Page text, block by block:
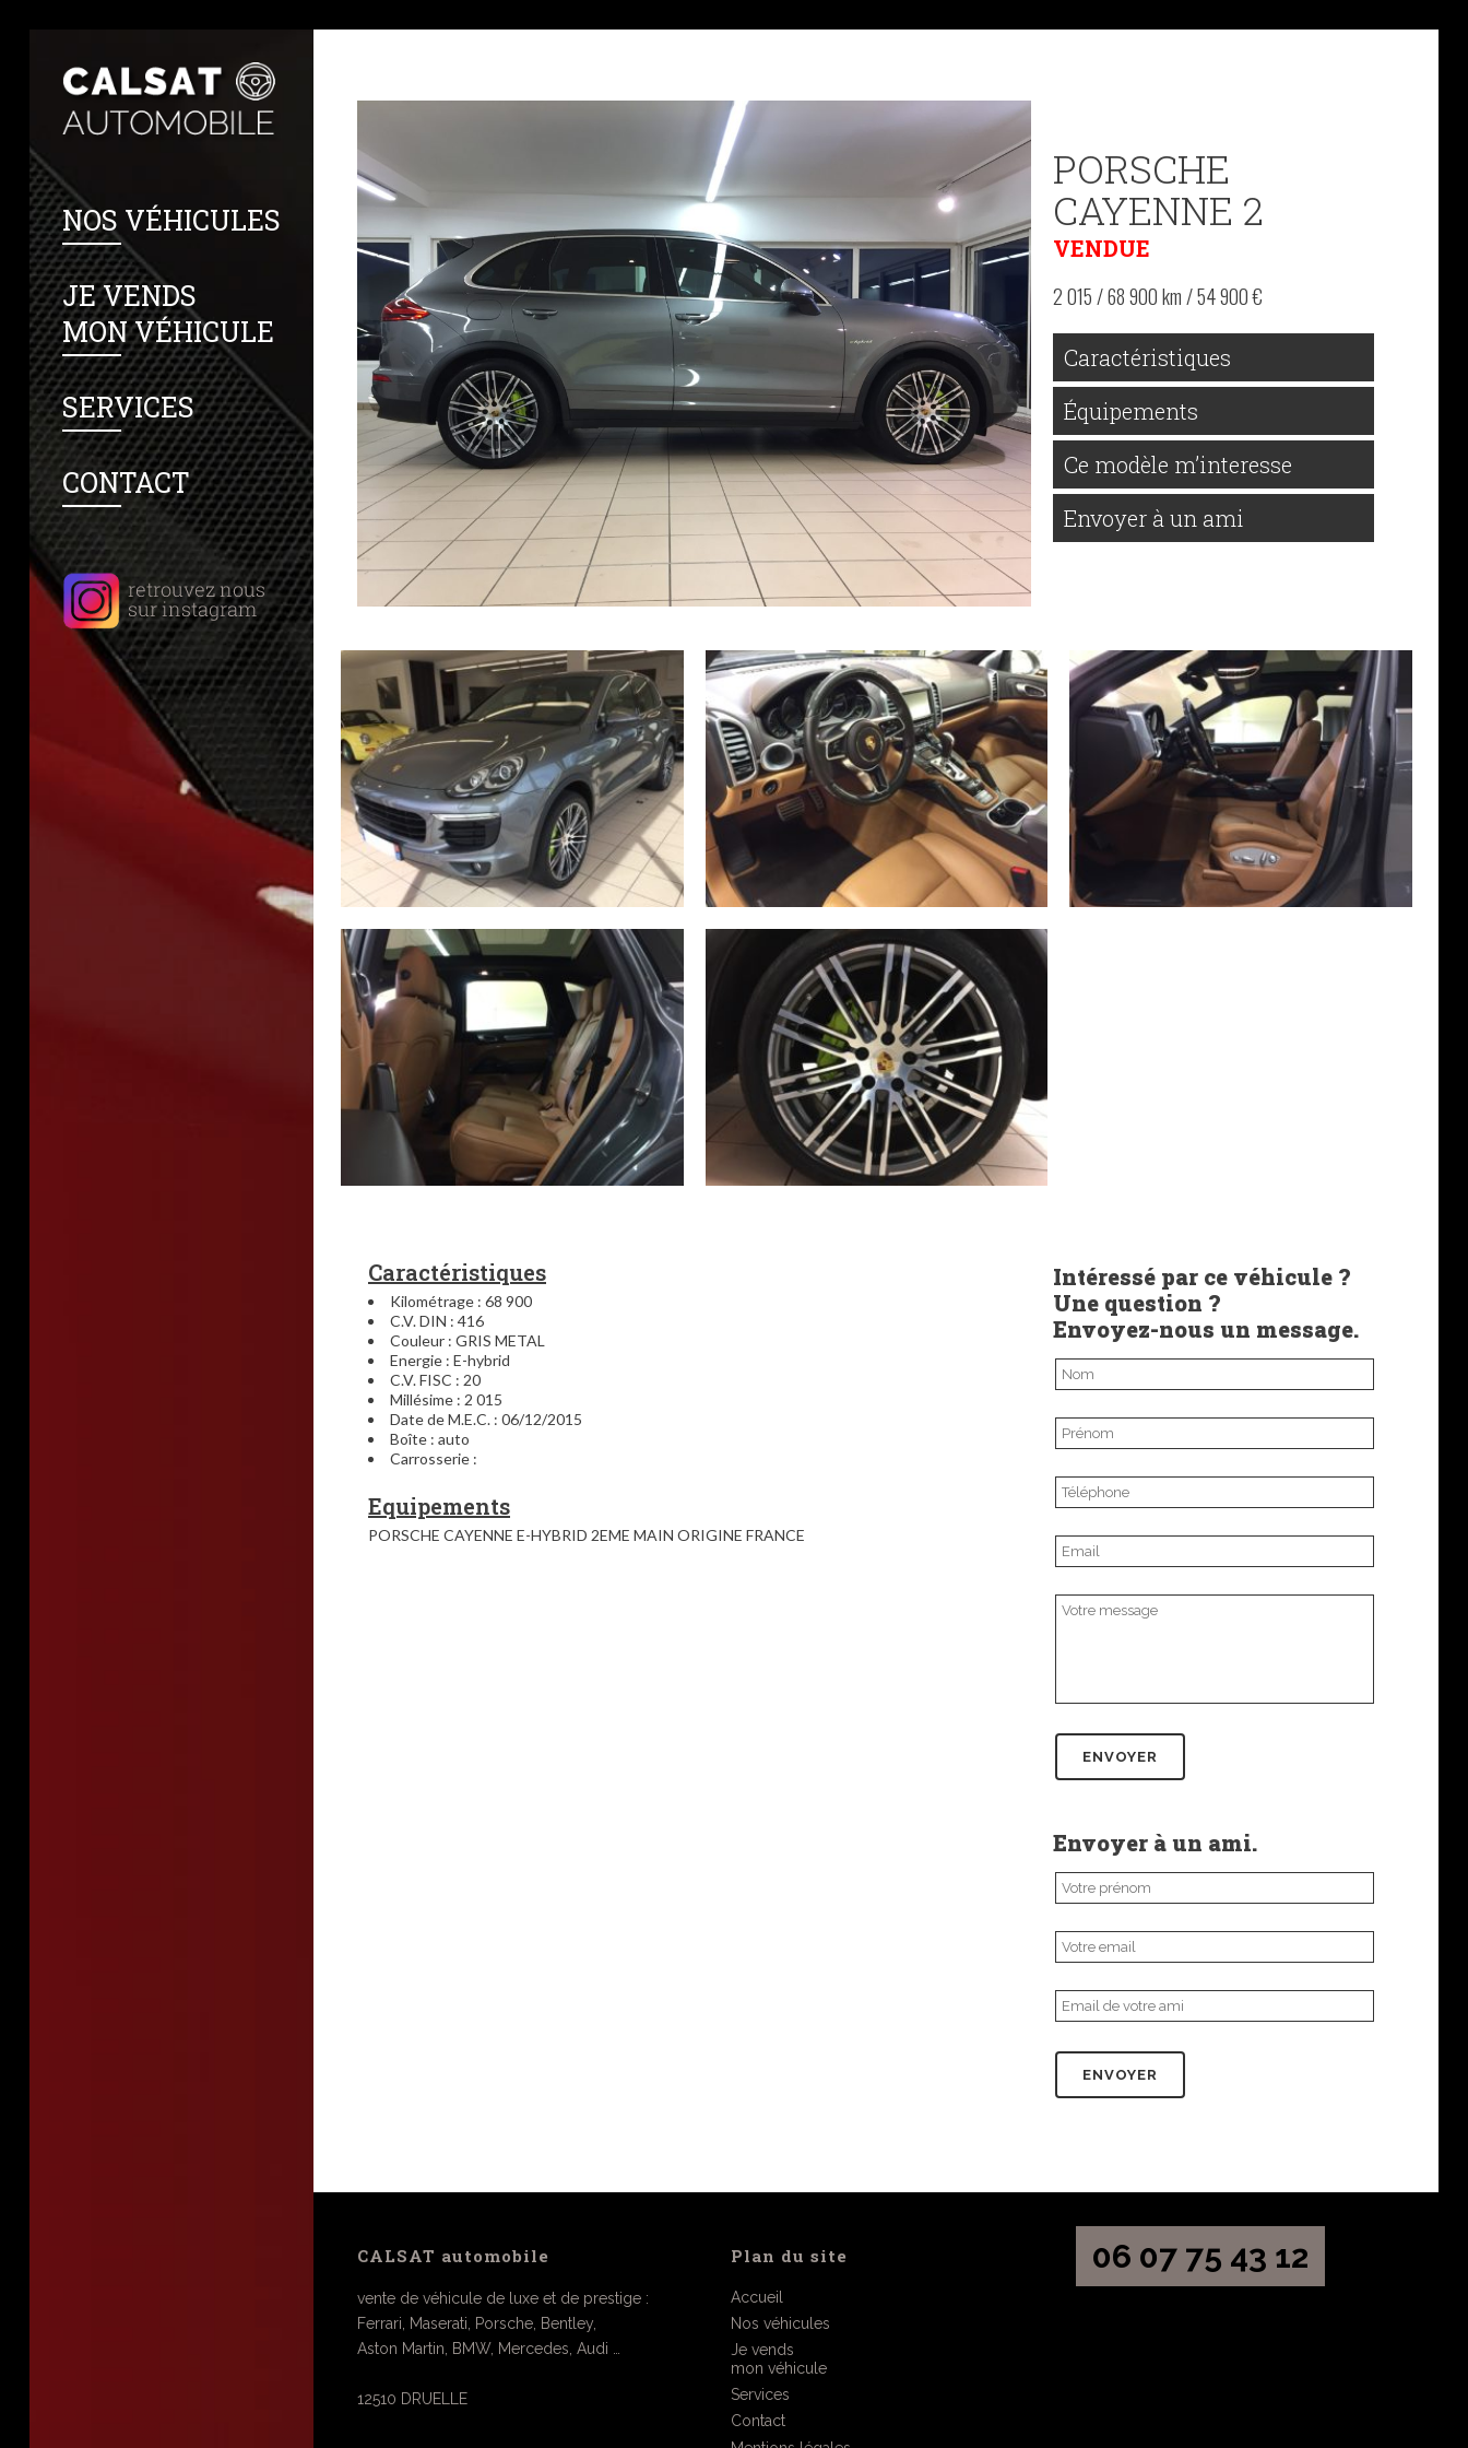
NOS VÉHICULES
JE VENDS
MON VÉHICULE
SERVICES
CONTACT
PORSCHE
CAYENNE 2
VENDUE
2 015 / 68 900 km / 54 900 €
Caractéristiques
Équipements
Ce modèle m’interesse
Envoyer à un ami
Caractéristiques
Kilométrage : 68 900
C.V. DIN : 416
Couleur : GRIS METAL
Energie : E-hybrid
C.V. FISC : 20
Millésime : 2 015
Date de M.E.C. : 06/12/2015
Boîte : auto
Carrosserie :
Equipements
PORSCHE CAYENNE E-HYBRID 2EME MAIN ORIGINE FRANCE
Intéressé par ce véhicule ?
Une question ?
Envoyez-nous un message.
Envoyer à un ami.
CALSAT automobile
vente de véhicule de luxe et de prestige :
Ferrari, Maserati, Porsche, Bentley,
Aston Martin, BMW, Mercedes, Audi …
12510 DRUELLE
Plan du site
Accueil
Nos véhicules
Je vends
mon véhicule
Services
Contact
06 07 75 43 12